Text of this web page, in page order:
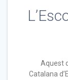
Aquest
Catalana